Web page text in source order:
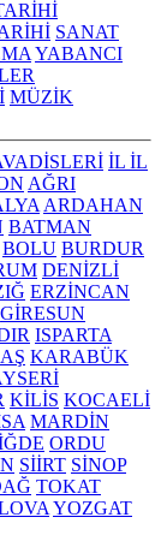
SANAT
YABANCI
MÜZİK
İL İL
AĞRI
ARDAHAN
BATMAN
BOLU BURDUR
DENİZLİ
ERZİNCAN
GİRESUN
ISPARTA
KARABÜK
KİLİS KOCAELİ
MARDİN
ORDU
SİİRT SİNOP
TOKAT
YOZGAT